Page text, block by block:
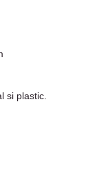
si plastic.